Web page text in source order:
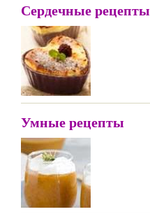
Сердечные рецепты
Умные рецепты